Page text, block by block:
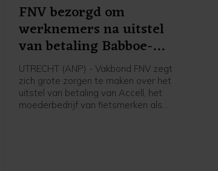
FNV bezorgd om
werknemers na uitstel
van betaling Babboe-
moeder
UTRECHT (ANP) - Vakbond FNV zegt
zich grote zorgen te maken over het
uitstel van betaling van Accell, het
moederbedrijf van fietsmerken als